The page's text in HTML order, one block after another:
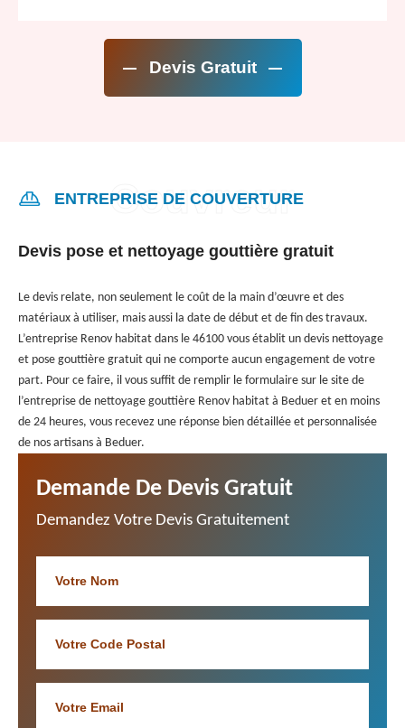
Devis Gratuit
ENTREPRISE DE COUVERTURE
Devis pose et nettoyage gouttière gratuit
Le devis relate, non seulement le coût de la main d’œuvre et des
matériaux à utiliser, mais aussi la date de début et de fin des travaux.
L’entreprise Renov habitat dans le 46100 vous établit un devis nettoyage
et pose gouttière gratuit qui ne comporte aucun engagement de votre
part. Pour ce faire, il vous suffit de remplir le formulaire sur le site de
l’entreprise de nettoyage gouttière Renov habitat à Beduer et en moins
de 24 heures, vous recevez une réponse bien détaillée et personnalisée
de nos artisans à Beduer.
Demande De Devis Gratuit
Demandez Votre Devis Gratuitement